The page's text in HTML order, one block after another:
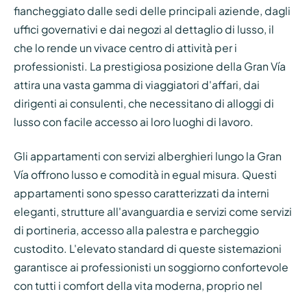
fiancheggiato dalle sedi delle principali aziende, dagli
uffici governativi e dai negozi al dettaglio di lusso, il
che lo rende un vivace centro di attività per i
professionisti. La prestigiosa posizione della Gran Vía
attira una vasta gamma di viaggiatori d'affari, dai
dirigenti ai consulenti, che necessitano di alloggi di
lusso con facile accesso ai loro luoghi di lavoro.
Gli appartamenti con servizi alberghieri lungo la Gran
Vía offrono lusso e comodità in egual misura. Questi
appartamenti sono spesso caratterizzati da interni
eleganti, strutture all'avanguardia e servizi come servizi
di portineria, accesso alla palestra e parcheggio
custodito. L'elevato standard di queste sistemazioni
garantisce ai professionisti un soggiorno confortevole
con tutti i comfort della vita moderna, proprio nel